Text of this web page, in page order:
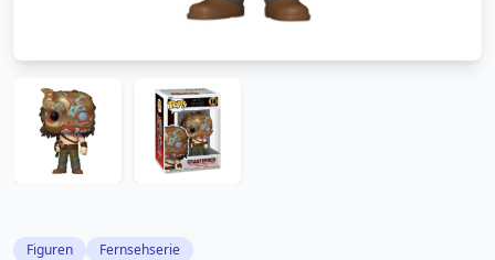
Figuren Fernsehserie